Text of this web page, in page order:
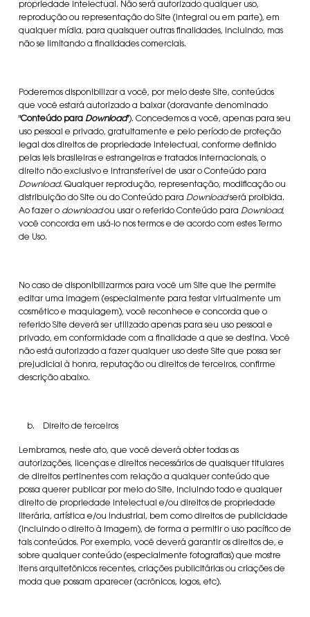
propriedade intelectual. Não será autorizado qualquer uso,
reprodução ou representação do Site (integral ou em parte), em
qualquer mídia, para quaisquer outras finalidades, incluindo, mas
não se limitando a finalidades comerciais.
Poderemos disponibilizar a você, por meio deste Site, conteúdos
que você estará autorizado a baixar (doravante denominado
"Conteúdo para Download"). Concedemos a você, apenas para seu
uso pessoal e privado, gratuitamente e pelo período de proteção
legal dos direitos de propriedade intelectual, conforme definido
pelas leis brasileiras e estrangeiras e tratados internacionais, o
direito não exclusivo e intransferível de usar o Conteúdo para
Download. Qualquer reprodução, representação, modificação ou
distribuição do Site ou do Conteúdo para Downloadserá proibida.
Ao fazer o downloadou usar o referido Conteúdo para Download,
você concorda em usá-lo nos termos e de acordo com estes Termo
de Uso.
No caso de disponibilizarmos para você um Site que lhe permite
editar uma imagem (especialmente para testar virtualmente um
cosmético e maquiagem), você reconhece e concorda que o
referido Site deverá ser utilizado apenas para seu uso pessoal e
privado, em conformidade com a finalidade a que se destina. Você
não está autorizado a fazer qualquer uso deste Site que possa ser
prejudicial à honra, reputação ou direitos de terceiros, confirme
descrição abaixo.
b. Direito de terceiros
Lembramos, neste ato, que você deverá obter todas as
autorizações, licenças e direitos necessários de quaisquer titulares
de direitos pertinentes com relação a qualquer conteúdo que
possa querer publicar por meio do Site, incluindo todo e qualquer
direito de propriedade intelectual e/ou direitos de propriedade
literária, artística e/ou industrial, bem como direitos de publicidade
(incluindo o direito à imagem), de forma a permitir o uso pacífico de
tais conteúdos. Por exemplo, você deverá garantir os direitos de, e
sobre qualquer conteúdo (especialmente fotografias) que mostre
itens arquitetônicos recentes, criações publicitárias ou criações de
moda que possam aparecer (acrônicos, logos, etc).